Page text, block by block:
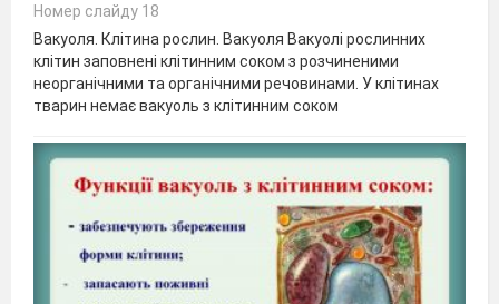
Номер слайду 18
Вакуоля. Клітина рослин. Вакуоля Вакуолі рослинних
клітин заповнені клітинним соком з розчиненими
неорганічними та органічними речовинами. У клітинах
тварин немає вакуоль з клітинним соком